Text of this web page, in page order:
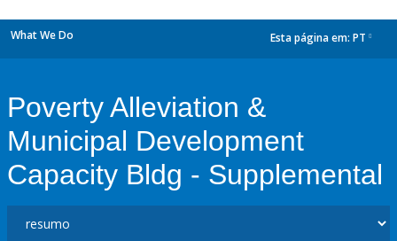
What We Do Esta página em: PT
Poverty Alleviation &
Municipal Development
Capacity Bldg - Supplemental